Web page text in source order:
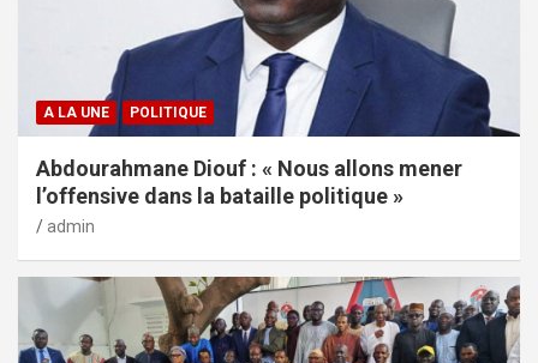
A LA UNE POLITIQUE
Abdourahmane Diouf : « Nous allons mener
l’offensive dans la bataille politique »
admin